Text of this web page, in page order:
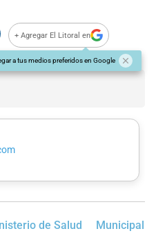
+ Agregar El Litoral en
a tus medios preferidos en Google
de Salud